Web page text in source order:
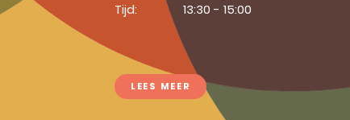
Tijd:
13:30 - 15:00
LEES MEER